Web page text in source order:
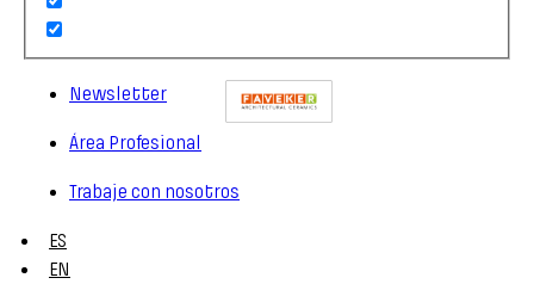
Newsletter
Área Profesional
Trabaje con nosotros
ES
EN